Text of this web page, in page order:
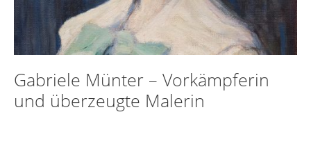
Gabriele Münter – Vorkämpferin
und überzeugte Malerin